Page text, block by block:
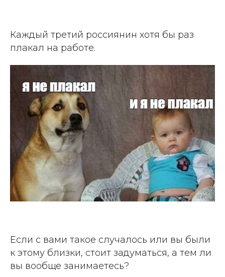
Каждый третий россиянин хотя бы раз
плакал на работе.
Если с вами такое случалось или вы были
к этому близки, стоит задуматься, а тем ли
вы вообще занимаетесь?